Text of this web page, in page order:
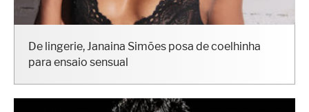
De lingerie, Janaina Simões posa de coelhinha
para ensaio sensual